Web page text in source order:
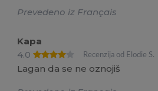
Prevedeno iz Français
Kapa
4.0
Recenzija od Elodie S.
Lagan da se ne oznojiš